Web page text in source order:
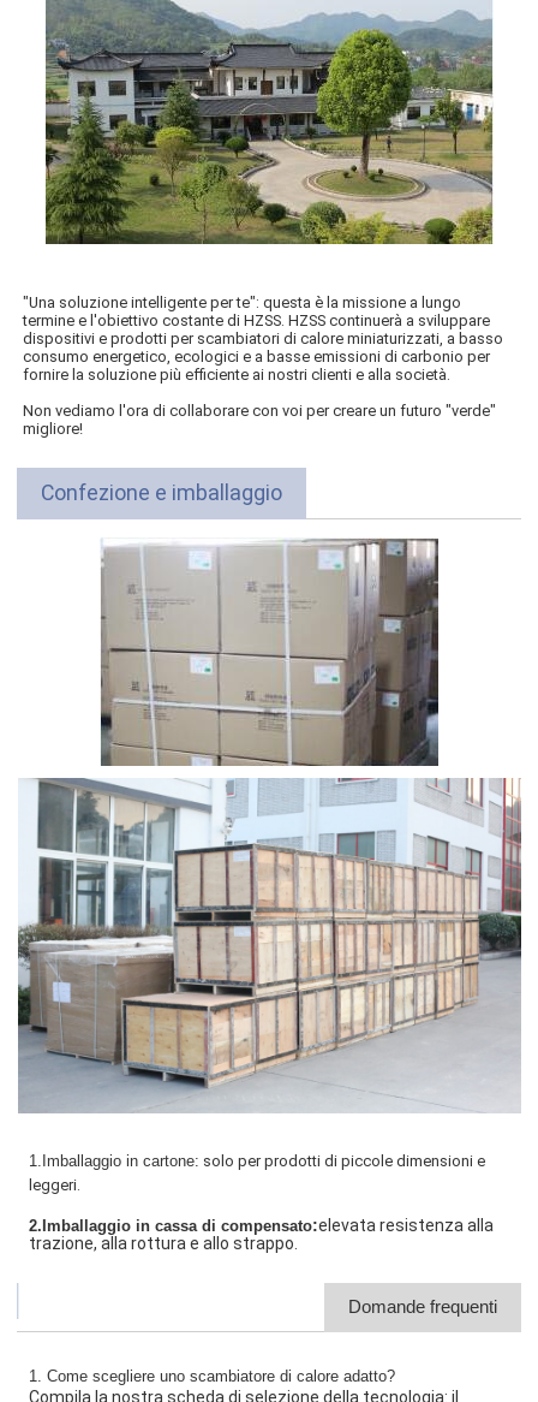
"Una soluzione intelligente per te": questa è la missione a lungo
termine e l'obiettivo costante di HZSS. HZSS continuerà a sviluppare
dispositivi e prodotti per scambiatori di calore miniaturizzati, a basso
consumo energetico, ecologici e a basse emissioni di carbonio per
fornire la soluzione più efficiente ai nostri clienti e alla società.
Non vediamo l'ora di collaborare con voi per creare un futuro "verde"
migliore!
Confezione e imballaggio
1.Imballaggio in cartone: solo per prodotti di piccole dimensioni e
leggeri.
2.Imballaggio in cassa di compensato:elevata resistenza alla
trazione, alla rottura e allo strappo.
Domande frequenti
1. Come scegliere uno scambiatore di calore adatto?
Compila la nostra scheda di selezione della tecnologia: il